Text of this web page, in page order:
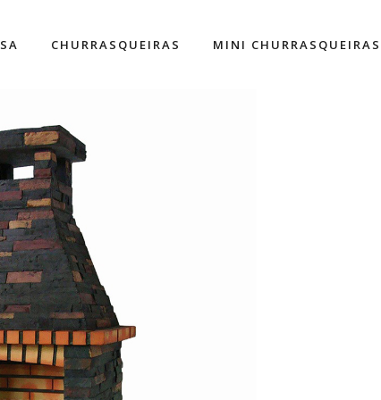
CHURRASQUEIRAS MINI CHURRASQUEIRAS